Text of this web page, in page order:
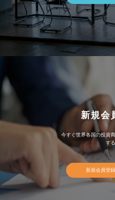
新規会
今すぐ世界各国の投資
する
新規会員登